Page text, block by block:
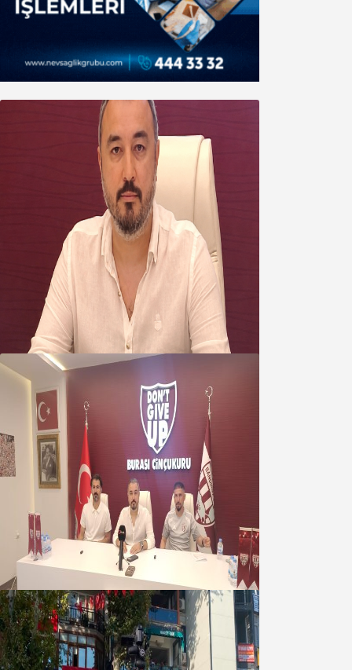
Oğuzbeyi’nden Balıkesirspor
yönetimine cevap : Herkes kendine
yakışanı yapar, buluttan nem
kapmayın!
07 Ağustos 2026
Oğuzbeyi : Transferlerde takımın
geleceğini, kulübün ekonomisini
düşündük